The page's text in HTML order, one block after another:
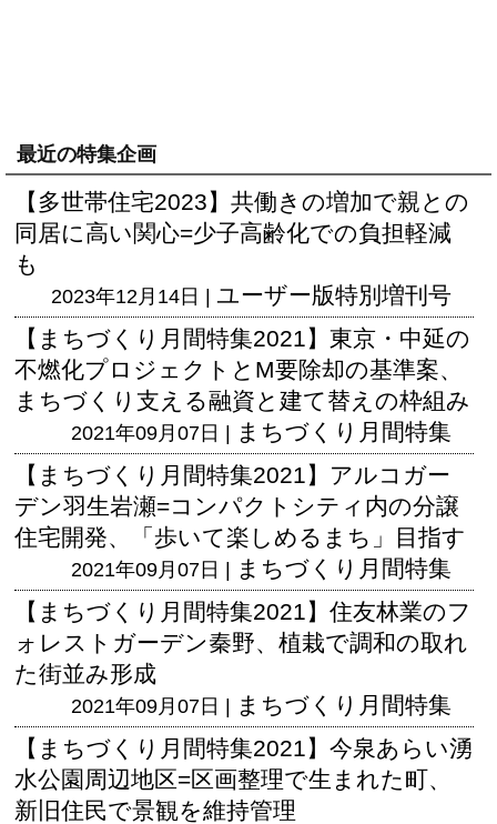
最近の特集企画
【多世帯住宅2023】共働きの増加で親との
同居に高い関心=少子高齢化での負担軽減
も
2023年12月14日 | ユーザー版特別増刊号
【まちづくり月間特集2021】東京・中延の
不燃化プロジェクトとM要除却の基準案、
まちづくり支える融資と建て替えの枠組み
2021年09月07日 | まちづくり月間特集
【まちづくり月間特集2021】アルコガー
デン羽生岩瀬=コンパクトシティ内の分譲
住宅開発、「歩いて楽しめるまち」目指す
2021年09月07日 | まちづくり月間特集
【まちづくり月間特集2021】住友林業のフ
ォレストガーデン秦野、植栽で調和の取れ
た街並み形成
2021年09月07日 | まちづくり月間特集
【まちづくり月間特集2021】今泉あらい湧
水公園周辺地区=区画整理で生まれた町、
新旧住民で景観を維持管理